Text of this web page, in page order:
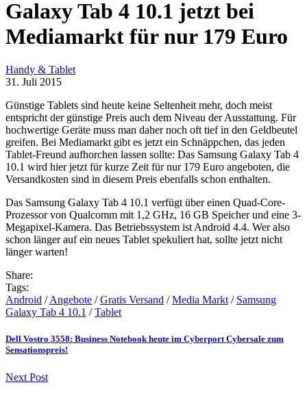
Galaxy Tab 4 10.1 jetzt bei
Mediamarkt für nur 179 Euro
Handy & Tablet
31. Juli 2015
Günstige Tablets sind heute keine Seltenheit mehr, doch meist
entspricht der günstige Preis auch dem Niveau der Ausstattung. Für
hochwertige Geräte muss man daher noch oft tief in den Geldbeutel
greifen. Bei Mediamarkt gibt es jetzt ein Schnäppchen, das jeden
Tablet-Freund aufhorchen lassen sollte: Das Samsung Galaxy Tab 4
10.1 wird hier jetzt für kurze Zeit für nur 179 Euro angeboten, die
Versandkosten sind in diesem Preis ebenfalls schon enthalten.
Das Samsung Galaxy Tab 4 10.1 verfügt über einen Quad-Core-
Prozessor von Qualcomm mit 1,2 GHz, 16 GB Speicher und eine 3-
Megapixel-Kamera. Das Betriebssystem ist Android 4.4. Wer also
schon länger auf ein neues Tablet spekuliert hat, sollte jetzt nicht
länger warten!
Share:
Tags:
Android /Angebote /Gratis Versand /Media Markt / Samsung
Galaxy Tab 4 10.1 /Tablet
Dell Vostro 3558: Business Notebook heute im Cyberport Cybersale zum
Sensationspreis!
Next Post